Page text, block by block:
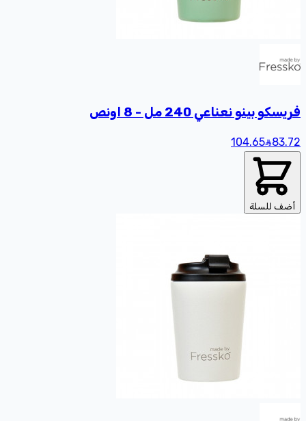
فريسكو بينو نعناعي 240 مل - 8 اونص
83.72
104.65
أضف للسلة